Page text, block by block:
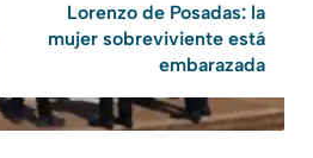
Lorenzo de Posadas: la
mujer sobreviviente está
embarazada